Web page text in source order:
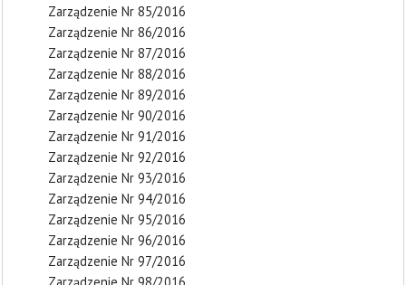
Zarządzenie Nr 85/2016
Zarządzenie Nr 86/2016
Zarządzenie Nr 87/2016
Zarządzenie Nr 88/2016
Zarządzenie Nr 89/2016
Zarządzenie Nr 90/2016
Zarządzenie Nr 91/2016
Zarządzenie Nr 92/2016
Zarządzenie Nr 93/2016
Zarządzenie Nr 94/2016
Zarządzenie Nr 95/2016
Zarządzenie Nr 96/2016
Zarządzenie Nr 97/2016